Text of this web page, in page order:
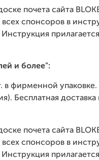
почета сайта
спонсоров в
Инструкция
и более":
в фирменной упаковке.
Бесплатная доставка
почета сайта
спонсоров в
Инструкция